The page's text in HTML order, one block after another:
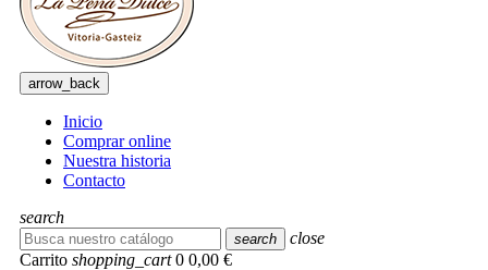
arrow_back
Inicio
Comprar online
Nuestra historia
Contacto
search
search
close
Carrito shopping_cart 0 0,00 €